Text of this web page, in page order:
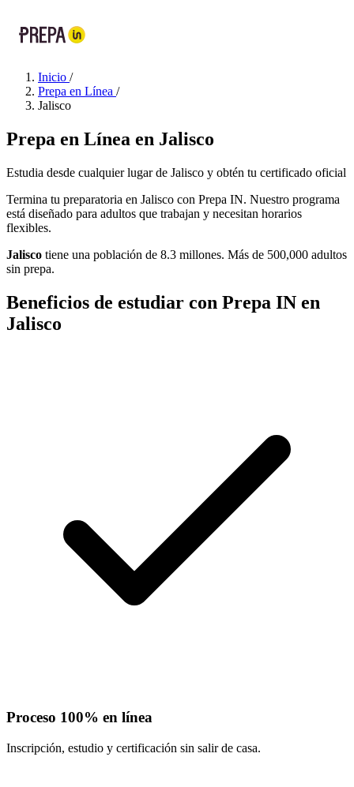
Inicio /
Prepa en Línea /
Jalisco
Prepa en Línea en Jalisco
Estudia desde cualquier lugar de Jalisco y obtén tu certificado oficial
Termina tu preparatoria en Jalisco con Prepa IN. Nuestro programa
está diseñado para adultos que trabajan y necesitan horarios
flexibles.
Jalisco tiene una población de 8.3 millones. Más de 500,000 adultos
sin prepa.
Beneficios de estudiar con Prepa IN en
Jalisco
Proceso 100% en línea
Inscripción, estudio y certificación sin salir de casa.